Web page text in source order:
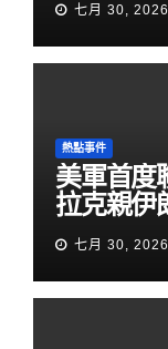
七月 30, 2026
熱點事件
美軍首度
拉克親伊
七月 30, 2026